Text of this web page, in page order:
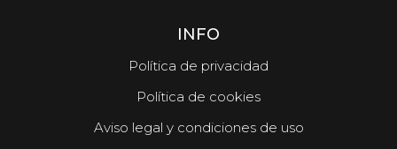
INFO
Política de privacidad
Política de cookies
Aviso legal y condiciones de uso